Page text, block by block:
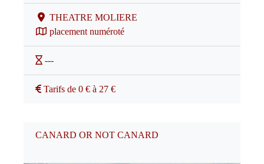
THEATRE MOLIERE
placement numéroté
---
Tarifs de 0 € à 27 €
CANARD OR NOT CANARD